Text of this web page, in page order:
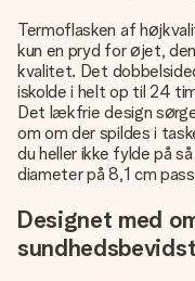
Termoflasken af
kun en pryd for øjet,
kvalitet. Det
iskolde i helt op til 24
Det lækfrie design
om om der spildes i
du heller ikke fylde på
diameter på 8,1 cm
Designet med